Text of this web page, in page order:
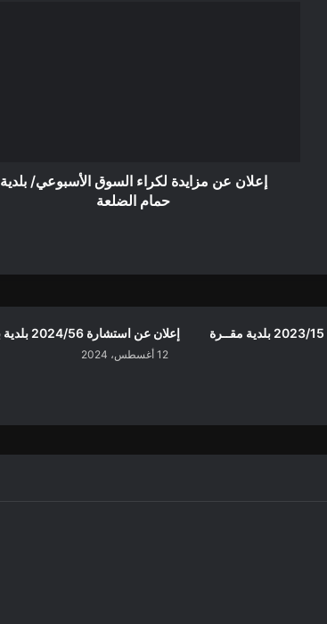
إعلان عن مزايدة لكراء السوق الأسبوعي/ بلدية
حمام الضلعة
إعلان عن استشارة 2024/56 بلدية بلعايبة
12 أغسطس، 2024